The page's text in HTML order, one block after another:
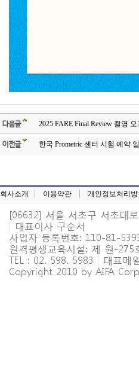
다음글 2025 FARE Final Review 촬영
이전글 한국 Prometric 센터 시험 예약
회사소개 이용약관 개인정보처리
[06632] 서울 서초구 서초대
| 대표이사 구순서
사업자 등록번호: 110-81-
원격평생교육시설: 제 원-
TEL : 02. 598. 5983 | 대표메
Copyright 2010 by AIFA